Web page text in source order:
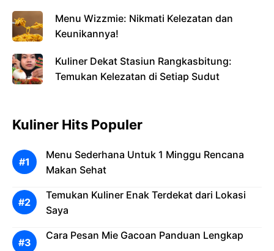
Menu Wizzmie: Nikmati Kelezatan dan
Keunikannya!
Kuliner Dekat Stasiun Rangkasbitung:
Temukan Kelezatan di Setiap Sudut
Kuliner Hits Populer
Menu Sederhana Untuk 1 Minggu Rencana
Makan Sehat
Temukan Kuliner Enak Terdekat dari Lokasi
Saya
Cara Pesan Mie Gacoan Panduan Lengkap